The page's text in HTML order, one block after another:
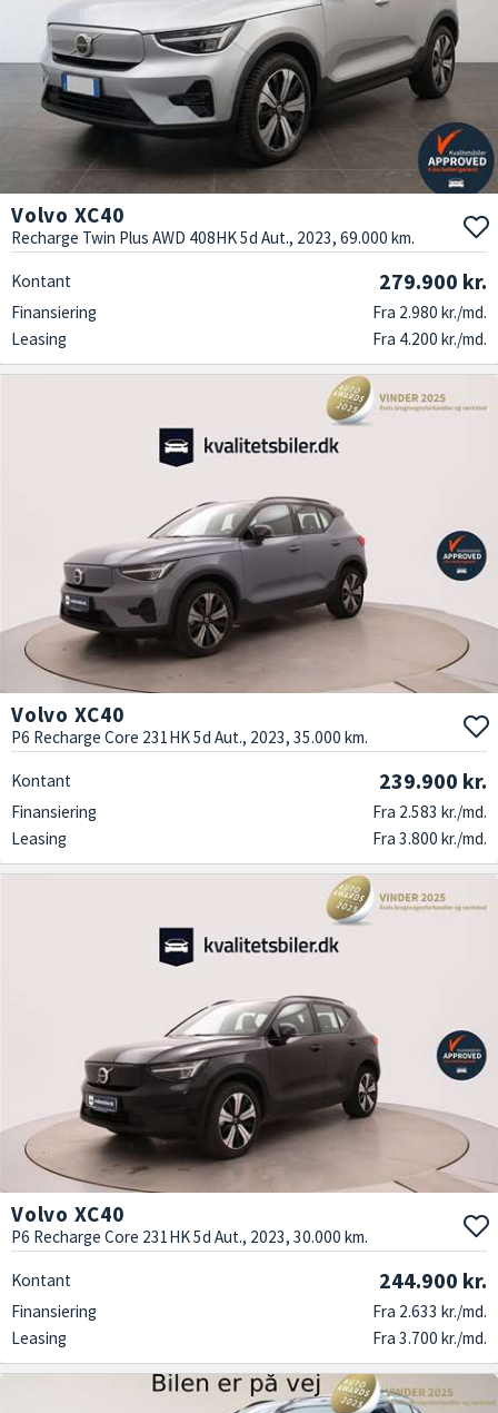
Volvo XC40
Recharge Twin Plus AWD 408HK 5d Aut., 2023, 69.000 km.
Kontant 279.900 kr.
Finansiering
Fra 2.980 kr./md.
Leasing
Fra 4.200 kr./md.
Volvo XC40
P6 Recharge Core 231HK 5d Aut., 2023, 35.000 km.
Kontant 239.900 kr.
Finansiering
Fra 2.583 kr./md.
Leasing
Fra 3.800 kr./md.
Volvo XC40
P6 Recharge Core 231HK 5d Aut., 2023, 30.000 km.
Kontant 244.900 kr.
Finansiering
Fra 2.633 kr./md.
Leasing
Fra 3.700 kr./md.